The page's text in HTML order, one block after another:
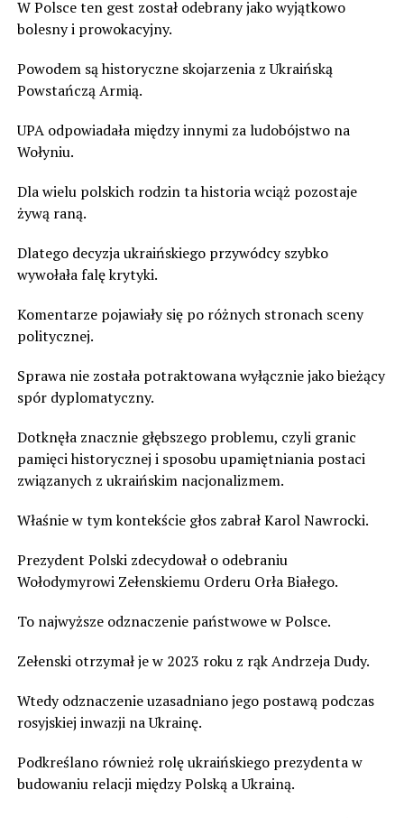
W Polsce ten gest został odebrany jako wyjątkowo
bolesny i prowokacyjny.
Powodem są historyczne skojarzenia z Ukraińską
Powstańczą Armią.
UPA odpowiadała między innymi za ludobójstwo na
Wołyniu.
Dla wielu polskich rodzin ta historia wciąż pozostaje
żywą raną.
Dlatego decyzja ukraińskiego przywódcy szybko
wywołała falę krytyki.
Komentarze pojawiały się po różnych stronach sceny
politycznej.
Sprawa nie została potraktowana wyłącznie jako bieżący
spór dyplomatyczny.
Dotknęła znacznie głębszego problemu, czyli granic
pamięci historycznej i sposobu upamiętniania postaci
związanych z ukraińskim nacjonalizmem.
Właśnie w tym kontekście głos zabrał Karol Nawrocki.
Prezydent Polski zdecydował o odebraniu
Wołodymyrowi Zełenskiemu Orderu Orła Białego.
To najwyższe odznaczenie państwowe w Polsce.
Zełenski otrzymał je w 2023 roku z rąk Andrzeja Dudy.
Wtedy odznaczenie uzasadniano jego postawą podczas
rosyjskiej inwazji na Ukrainę.
Podkreślano również rolę ukraińskiego prezydenta w
budowaniu relacji między Polską a Ukrainą.